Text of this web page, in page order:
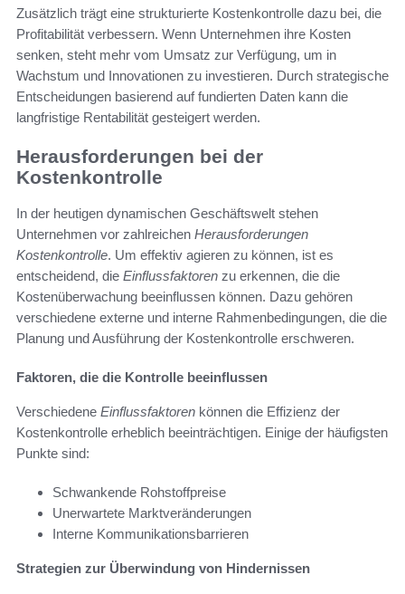
Zusätzlich trägt eine strukturierte Kostenkontrolle dazu bei, die
Profitabilität verbessern. Wenn Unternehmen ihre Kosten
senken, steht mehr vom Umsatz zur Verfügung, um in
Wachstum und Innovationen zu investieren. Durch strategische
Entscheidungen basierend auf fundierten Daten kann die
langfristige Rentabilität gesteigert werden.
Herausforderungen bei der
Kostenkontrolle
In der heutigen dynamischen Geschäftswelt stehen
Unternehmen vor zahlreichen Herausforderungen
Kostenkontrolle. Um effektiv agieren zu können, ist es
entscheidend, die Einflussfaktoren zu erkennen, die die
Kostenüberwachung beeinflussen können. Dazu gehören
verschiedene externe und interne Rahmenbedingungen, die die
Planung und Ausführung der Kostenkontrolle erschweren.
Faktoren, die die Kontrolle beeinflussen
Verschiedene Einflussfaktoren können die Effizienz der
Kostenkontrolle erheblich beeinträchtigen. Einige der häufigsten
Punkte sind:
Schwankende Rohstoffpreise
Unerwartete Marktveränderungen
Interne Kommunikationsbarrieren
Strategien zur Überwindung von Hindernissen